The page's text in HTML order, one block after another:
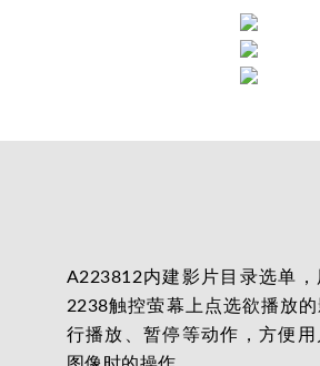
A223812内建影片目录选单
2238触控萤幕上点选欲播放
行播放、暂停等动作，方便